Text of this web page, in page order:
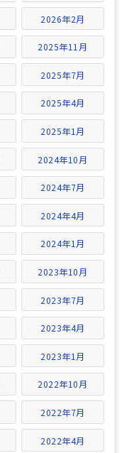
2026年2月
2025年11月
2025年7月
2025年4月
2025年1月
2024年10月
2024年7月
2024年4月
2024年1月
2023年10月
2023年7月
2023年4月
2023年1月
2022年10月
2022年7月
2022年4月